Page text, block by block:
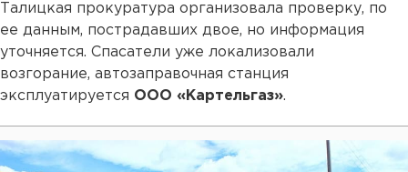
Талицкая прокуратура организовала проверку, по
ее данным, пострадавших двое, но информация
уточняется. Спасатели уже локализовали
возгорание, автозаправочная станция
эксплуатируется ООО «Картельгаз».